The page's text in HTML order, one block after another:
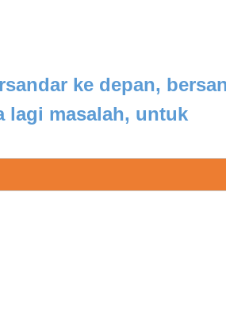
ke depan,
lagi masalah, untuk